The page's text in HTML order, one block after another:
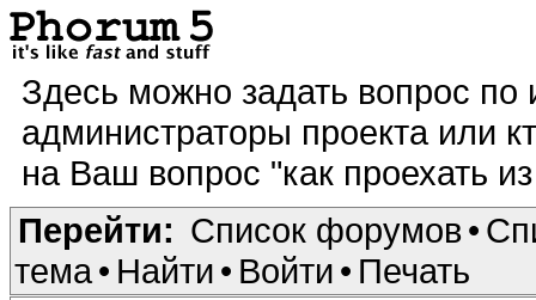
Здесь можно задать вопрос
администраторы проекта или
на Ваш вопрос "как проехать
Перейти: Список форумов•
тема• Найти • Войти • Печать